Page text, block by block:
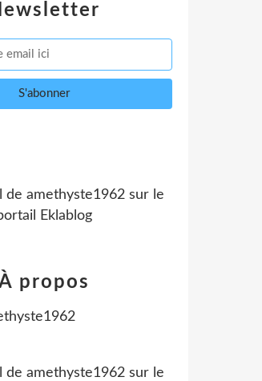
de amethyste1962sur le
Eklablog
propos
de amethyste1962sur le